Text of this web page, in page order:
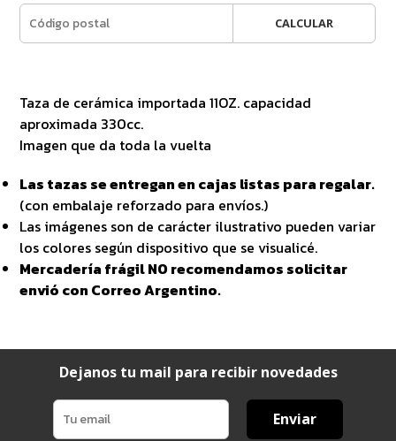
CALCULAR
Taza de cerámica importada 11OZ. capacidad
aproximada 330cc.
Imagen que da toda la vuelta
Las tazas se entregan en cajas listas para regalar.
(con embalaje reforzado para envíos.)
Las imágenes son de carácter ilustrativo pueden variar
los colores según dispositivo que se visualicé.
Mercadería frágil NO recomendamos solicitar
envió con Correo Argentino.
Dejanos tu mail para recibir novedades
Enviar